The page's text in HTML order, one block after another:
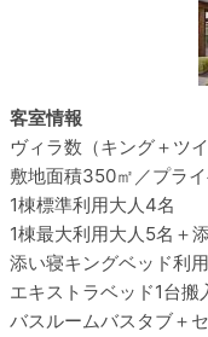
客室情報
ヴィラ数 （キング＋ツ
敷地面積350㎡／プラ
1棟標準利用大人4名
1棟最大利用大人5名＋
添い寝キングベッド利
エキストラベッド1台搬
バスルームバスタブ＋